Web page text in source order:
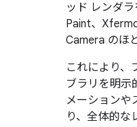
ッド レンダラ
Paint、
Camera のほ
これにより、
ブラリを明示
メーションや
り、全体的な